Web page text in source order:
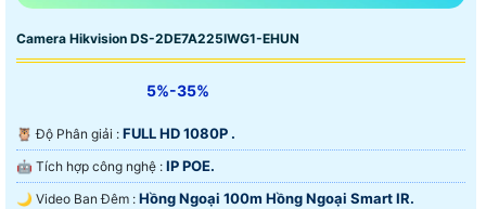
Camera Hikvision DS-2DE7A225IWG1-EHUN
5%-35%
🦉 Độ Phân giải : FULL HD 1080P .
🤖️ Tích hợp công nghệ : IP POE.
🌙 Video Ban Đêm : Hồng Ngoại 100m Hồng Ngoại Smart IR.